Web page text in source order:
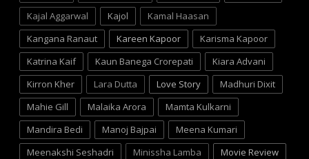
Kajal Aggarwal
Kajol
Kamal Haasan
Kangana Ranaut
Kareen Kapoor
Karisma Kapoor
Katrina Kaif
Kaun Banega Crorepati
Kiara Advani
Kirron Kher
Lara Dutta Love Story
Madhuri Dixit
Mahie Gill
Malaika Arora
Mamta Kulkarni
Mandira Bedi
Manoj Bajpai
Meena Kumari
Meenakshi Seshadri
Minissha Lamba
Movie Review